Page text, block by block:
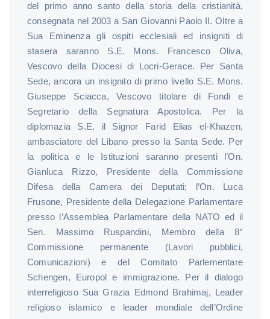
del primo anno santo della storia della cristianità,
consegnata nel 2003 a San Giovanni Paolo II. Oltre a
Sua Eminenza gli ospiti ecclesiali ed insigniti di
stasera saranno S.E. Mons. Francesco Oliva,
Vescovo della Diocesi di Locri-Gerace. Per Santa
Sede, ancora un insignito di primo livello S.E. Mons.
Giuseppe Sciacca, Vescovo titolare di Fondi e
Segretario della Segnatura Apostolica. Per la
diplomazia S.E. il Signor Farid Elias el-Khazen,
ambasciatore del Libano presso la Santa Sede. Per
la politica e le Istituzioni saranno presenti l’On.
Gianluca Rizzo, Presidente della Commissione
Difesa della Camera dei Deputati; l’On. Luca
Frusone, Presidente della Delegazione Parlamentare
presso l’Assemblea Parlamentare della NATO ed il
Sen. Massimo Ruspandini, Membro della 8°
Commissione permanente (Lavori pubblici,
Comunicazioni) e del Comitato Parlementare
Schengen, Europol e immigrazione. Per il dialogo
interreligioso Sua Grazia Edmond Brahimaj, Leader
religioso islamico e leader mondiale dell’Ordine